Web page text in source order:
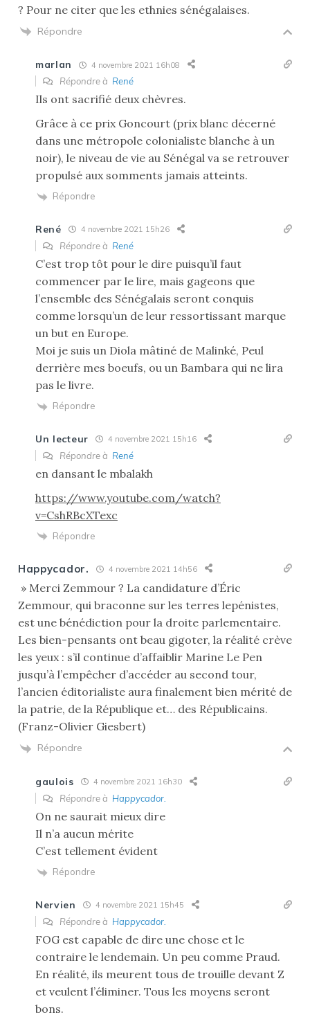
? Pour ne citer que les ethnies sénégalaises.
Répondre
marlan 4 novembre 2021 16h08
Répondre à René
Ils ont sacrifié deux chèvres.
Grâce à ce prix Goncourt (prix blanc décerné
dans une métropole colonialiste blanche à un
noir), le niveau de vie au Sénégal va se retrouver
propulsé aux somments jamais atteints.
Répondre
René 4 novembre 2021 15h26
Répondre à René
C’est trop tôt pour le dire puisqu’il faut
commencer par le lire, mais gageons que
l’ensemble des Sénégalais seront conquis
comme lorsqu’un de leur ressortissant marque
un but en Europe.
Moi je suis un Diola mâtiné de Malinké, Peul
derrière mes boeufs, ou un Bambara qui ne lira
pas le livre.
Répondre
Un lecteur 4 novembre 2021 15h16
Répondre à René
en dansant le mbalakh
https://www.youtube.com/watch?
v=CshRBcXTexc
Répondre
Happycador. 4 novembre 2021 14h56
» Merci Zemmour ? La candidature d’Éric
Zemmour, qui braconne sur les terres lepénistes,
est une bénédiction pour la droite parlementaire.
Les bien-pensants ont beau gigoter, la réalité crève
les yeux : s’il continue d’affaiblir Marine Le Pen
jusqu’à l’empêcher d’accéder au second tour,
l’ancien éditorialiste aura finalement bien mérité de
la patrie, de la République et… des Républicains.
(Franz-Olivier Giesbert)
Répondre
gaulois 4 novembre 2021 16h30
Répondre à Happycador.
On ne saurait mieux dire
Il n’a aucun mérite
C’est tellement évident
Répondre
Nervien 4 novembre 2021 15h45
Répondre à Happycador.
FOG est capable de dire une chose et le
contraire le lendemain. Un peu comme Praud.
En réalité, ils meurent tous de trouille devant Z
et veulent l’éliminer. Tous les moyens seront
bons.